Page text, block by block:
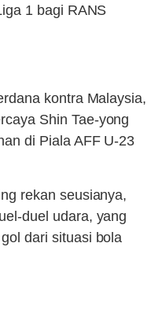
1 bagi RANS
kontra Malaysia,
Shin Tae-yong
di Piala AFF U-23
rekan seusianya,
duel udara, yang
dari situasi bola